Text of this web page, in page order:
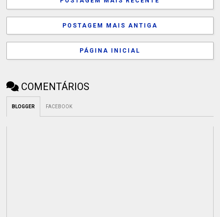
POSTAGEM MAIS ANTIGA
PÁGINA INICIAL
COMENTÁRIOS
BLOGGER FACEBOOK